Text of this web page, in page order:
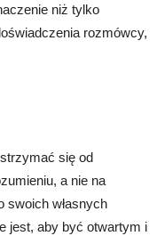
niż tylko
rozmówcy,
się od
a nie na
swoich własnych
jest, aby być otwartym i